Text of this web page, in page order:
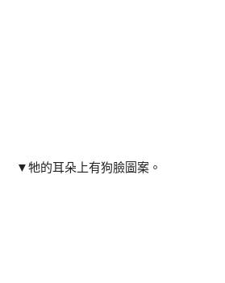
▼牠的耳朵上有狗臉圖案。